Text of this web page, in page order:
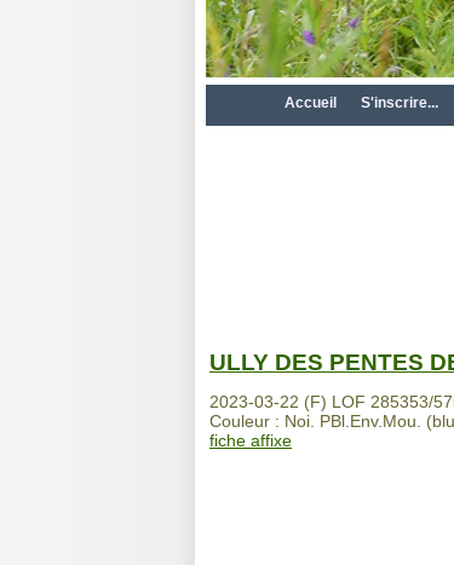
Accueil S'inscrire...
ULLY DES PENTES
2023-03-22 (F) LOF 285353/
Couleur : Noi. PBl.Env.Mou.
fiche affixe